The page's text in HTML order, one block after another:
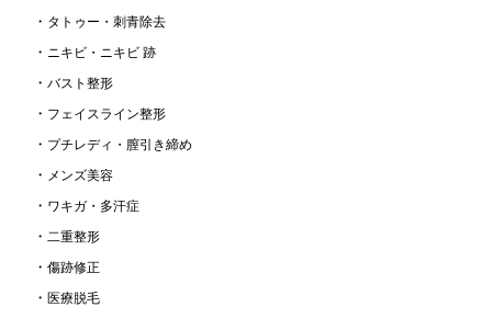
タトゥー・刺青除去
ニキビ・ニキビ 跡
バスト整形
フェイスライン整形
プチレディ・膣引き締め
メンズ美容
ワキガ・多汗症
二重整形
傷跡修正
医療脱毛